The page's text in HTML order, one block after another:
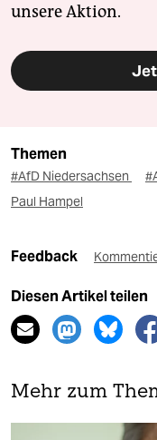
unsere Aktion.
Themen
#AfD Niedersachsen
Paul Hampel
Feedback
Diesen Artikel teilen
Mehr zum